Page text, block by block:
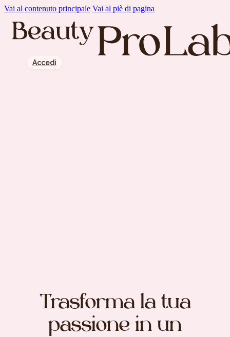
Vai al contenuto principale Vai al piè di pagina
Accedi
Trasforma la tua
passione in un